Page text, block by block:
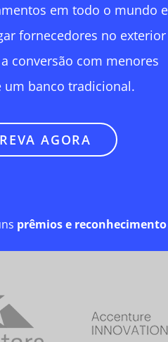
em todo o mundo e
fornecedores no exterior
conversão com menores
um banco tradicional.
AGORA
prêmios e